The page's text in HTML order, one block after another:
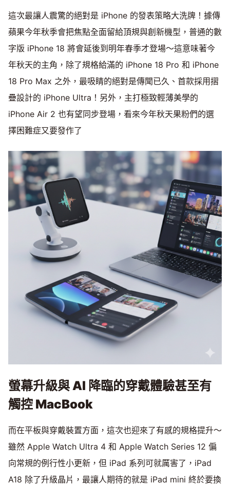
這次最讓人震驚的絕對是 iPhone 的發表策略大洗牌！據傳
蘋果今年秋季會把焦點全面留給頂規與創新機型，普通的數
字版 iPhone 18 將會延後到明年春季才登場～這意味著今
年秋天的主角，除了規格給滿的 iPhone 18 Pro 和 iPhone
18 Pro Max 之外，最吸睛的絕對是傳聞已久、首款採用摺
疊設計的 iPhone Ultra！另外，主打極致輕薄美學的
iPhone Air 2 也有望同步登場，看來今年秋天果粉們的選
擇困難症又要發作了
螢幕升級與 AI 降臨的穿戴體驗甚至有
觸控 MacBook
而在平板與穿戴裝置方面，這次也迎來了有感的規格提升～
雖然 Apple Watch Ultra 4 和 Apple Watch Series 12 偏
向常規的例行性小更新，但 iPad 系列可就厲害了，iPad
A18 除了升級晶片，最讓人期待的就是 iPad mini 終於要換